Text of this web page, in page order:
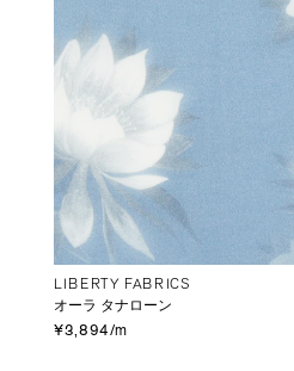
LIBERTY FABRICS
オーラ タナローン
¥3,894/m